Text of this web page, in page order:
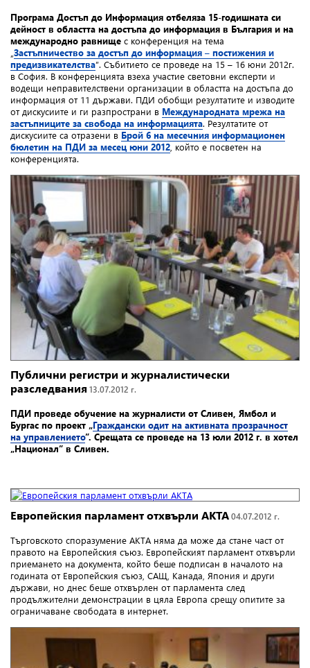
Програма Достъп до Информация отбеляза 15-годишната си
дейност в областта на достъпа до информация в България и на
международно равнище с конференция на тема
Застъпничество за достъп до информация – постижения и
предизвикателства”. Събитието се проведе на 15 – 16 юни 2012г.
в София. В конференцията взеха участие световни експерти и
водещи неправителствени организации в областта на достъпа до
информация от 11 държави. ПДИ обобщи резултатите и изводите
от дискусиите и ги разпространи в Международната мрежа на
застъпниците за свобода на информацията. Резултатите от
дискусиите са отразени в Брой 6 на месечния информационен
бюлетин на ПДИ за месец юни 2012 , който е посветен на
конференцията.
Публични регистри и журналистически
разследвания 13.07.2012 г.
ПДИ проведе обучение на журналисти от Сливен, Ямбол и
Бургас по проект „Граждански одит на активната прозрачност
на управлението”. Срещата се проведе на 13 юли 2012 г. в хотел
„Национал” в Сливен.
Европейския парламент отхвърли АКТА 04.07.2012 г.
Търговското споразумение АКТА няма да може да стане част от
правото на Европейския съюз. Европейският парламент отхвърли
приемането на документа, който беше подписан в началото на
годината от Европейския съюз, САЩ, Канада, Япония и други
държави, но днес беше отхвърлен от парламента след
продължителни демонстрации в цяла Европа срещу опитите за
ограничаване свободата в интернет.